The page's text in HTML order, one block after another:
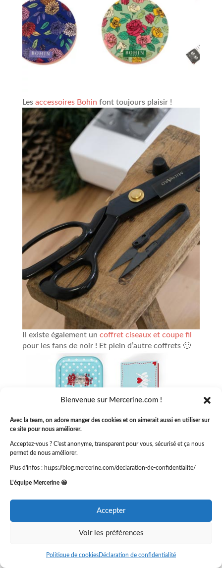
Bienvenue sur Mercerine.com !
Avec la team, on adore manger des cookies et on aimerait aussi en utiliser sur
ce site pour nous améliorer.
Acceptez-vous ? C'est anonyme, transparent pour vous, sécurisé et ça nous
permet de nous améliorer.
Plus d'infos : https://blog.mercerine.com/declaration-de-confidentialite/
L'équipe Mercerine 😀
Accepter
Voir les préférences
Politique de cookies Déclaration de confidentialité
Les accessoires Bohin font toujours plaisir !
Il existe également un coffret ciseaux et coupe fil
pour les fans de noir ! Et plein d’autre coffrets 🙂